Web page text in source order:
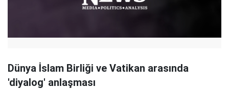
Dünya İslam Birliği ve Vatikan arasında
'diyalog' anlaşması